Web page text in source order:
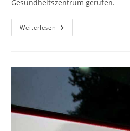
Gesundheitszentrum gerufen.
Weiterlesen